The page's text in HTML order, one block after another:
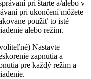
pri štarte a/alebo v
pri ukončení môžete
použiť to isté
alebo režim.
Nastavte
zapnutia a
pre každý režim a